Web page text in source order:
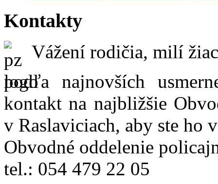
Kontakty
Vážení rodičia, milí
podľa najnovších
kontakt na najbližšie
v Raslaviciach, aby ste ho
Obvodné oddelenie
tel.: 054 479 22 05